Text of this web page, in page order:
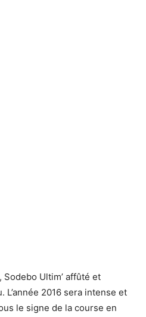
Ultim’ affûté et
L’année 2016 sera intense et
le signe de la course en